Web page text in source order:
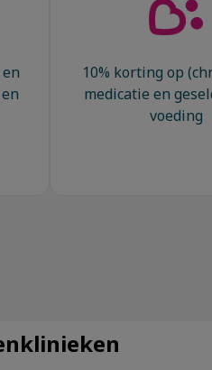
10% korting op
medicatie en
voeding